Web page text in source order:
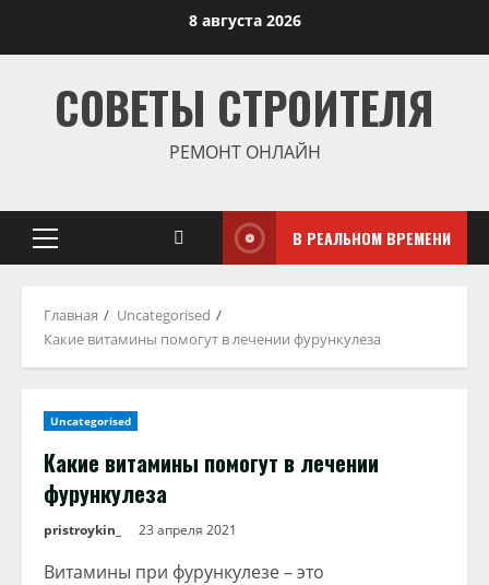
8 августа 2026
СОВЕТЫ СТРОИТЕЛЯ
РЕМОНТ ОНЛАЙН
Основное
В РЕАЛЬНОМ ВРЕМЕНИ
Главная
Uncategorised
Какие витамины помогут в лечении фурункулеза
Uncategorised
Какие витамины помогут в лечении
фурункулеза
pristroykin_ 23 апреля 2021
Витамины при фурункулезе – это